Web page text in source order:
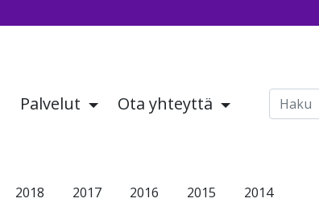
Palvelut Ota yhteyttä
2018 2017 2016 2015 2014